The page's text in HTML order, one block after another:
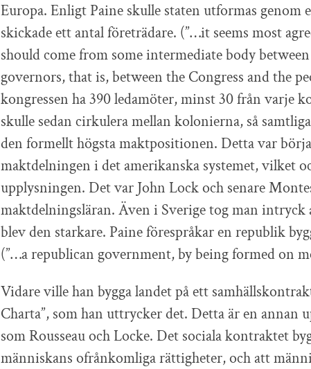
Europa. Enligt Paine skulle staten utformas
skickade ett antal företrädare. (”…it seems most
should come from some intermediate body
governors, that is, between the Congress and the
kongressen ha 390 ledamöter, minst 30 från varje
skulle sedan cirkulera mellan kolonierna, så
den formellt högsta maktpositionen. Detta var
maktdelningen i det amerikanska systemet, vilket
upplysningen. Det var John Lock och senare
maktdelningsläran. Även i Sverige tog man intryck
blev den starkare. Paine förespråkar en republik
(”…a republican government, by being formed on
Vidare ville han bygga landet på ett
Charta”, som han uttrycker det. Detta är en annan
som Rousseau och Locke. Det sociala kontraktet
människans ofrånkomliga rättigheter, och att